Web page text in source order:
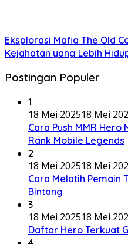
Eksplorasi Mafia The Old
Kejahatan yang Lebih
Postingan Populer
1
18 Mei 202518 Mei
Cara Push MMR Hero
Rank Mobile Legends
2
18 Mei 202518 Mei
Cara Melatih Pemain
Bintang
3
18 Mei 202518 Mei
Daftar Hero Terkuat